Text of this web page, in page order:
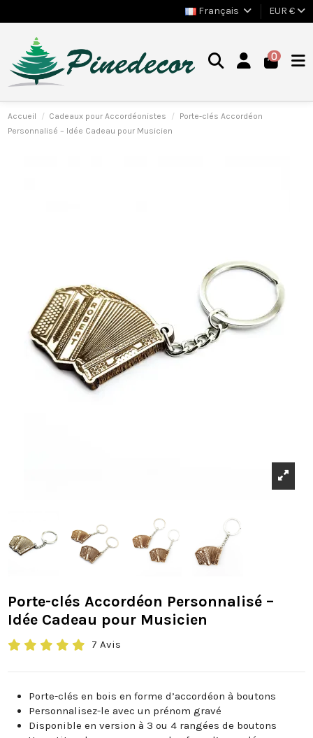
Français EUR €
0
Accueil Cadeaux pour Accordéonistes
Porte-clés Accordéon
Personnalisé – Idée Cadeau pour Musicien
Porte-clés Accordéon Personnalisé –
Idée Cadeau pour Musicien
7 Avis
Porte-clés en bois en forme d’accordéon à boutons
Personnalisez-le avec un prénom gravé
Disponible en version à 3 ou 4 rangées de boutons